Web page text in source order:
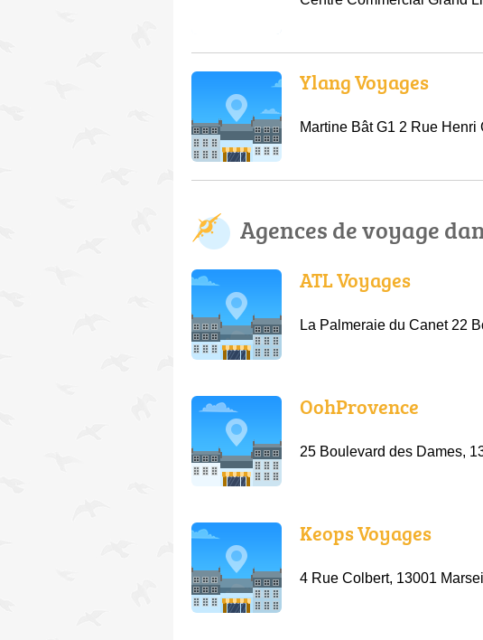
Ylang Voyages
Martine Bât G1 2 Rue
Agences de voyage
ATL Voyages
La Palmeraie du Canet 22
OohProvence
25 Boulevard des Dames,
Keops Voyages
4 Rue Colbert, 13001